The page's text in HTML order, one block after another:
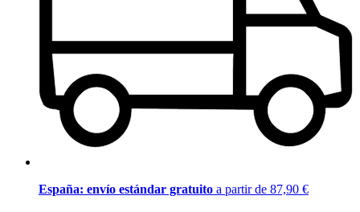
España: envío estándar gratuito a partir de 87,90 €